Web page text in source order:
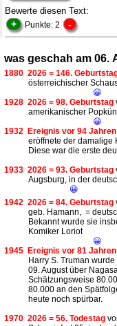
Bewerte diesen Text:
+ Punkte: 2 -
was geschah am 06.
1880 2026 = 146.
österreichischer
😀
1928 2026 = 98. Geburtstag
amerikanischer
😀
1932 Ereignis vor 94 Jahren
eröffnete der damalige
Diese war die erste
1933 2026 = 93. Geburtstag
Augsburg, in der
😀
1942 2026 = 84. Geburtstag
geb. Hamann, =
Bekannt wurde sie
Komiker Loriot
😀
1945 Ereignis vor 81 Jahren
Harry S. Truman
09. August über
Schätzungsweise
80.000 an den
heute noch spürbar.
1970 2026 = 56. Todestag